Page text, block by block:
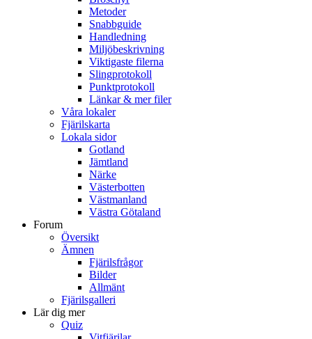
Metoder
Snabbguide
Handledning
Miljöbeskrivning
Viktigaste filerna
Slingprotokoll
Punktprotokoll
Länkar & mer filer
Våra lokaler
Fjärilskarta
Lokala sidor
Gotland
Jämtland
Närke
Västerbotten
Västmanland
Västra Götaland
Forum
Översikt
Ämnen
Fjärilsfrågor
Bilder
Allmänt
Fjärilsgalleri
Lär dig mer
Quiz